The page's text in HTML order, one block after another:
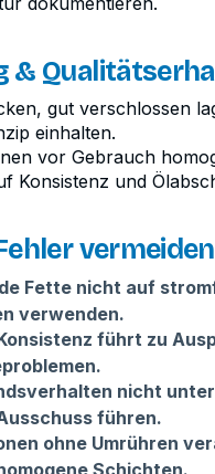
&
gut verschlossen
einhalten.
vor Gebrauch
Konsistenz und
vermeiden
Fette nicht auf
verwenden.
führt zu
nicht
führen.
ohne Umrühren
Schichten.